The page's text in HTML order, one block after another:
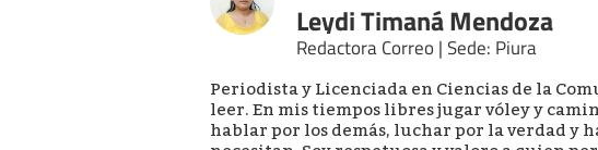
Leydi Timaná Mendoza
Redactora Correo | Sede: Piura
Periodista y Licenciada en Ciencias de la
leer. En mis tiempos libres jugar vóley y
hablar por los demás, luchar por la verdad y